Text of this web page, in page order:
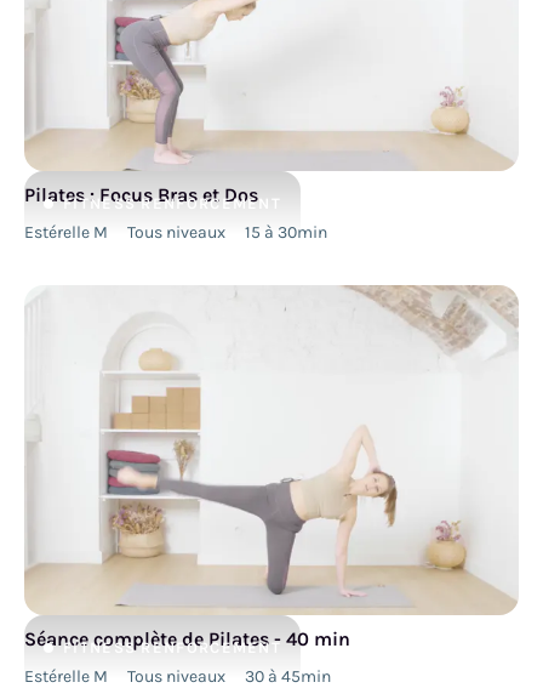
FITNESS RENFORCEMENT
Pilates : Focus Bras et Dos
Estérelle M Tous niveaux 15 à 30min
FITNESS RENFORCEMENT
Séance complète de Pilates - 40 min
Estérelle M Tous niveaux 30 à 45min